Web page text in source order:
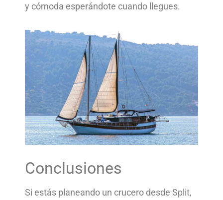
y cómoda esperándote cuando llegues.
Conclusiones
Si estás planeando un crucero desde Split,